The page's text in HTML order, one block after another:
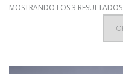
MOSTRANDO LOS 3 RESULTADOS